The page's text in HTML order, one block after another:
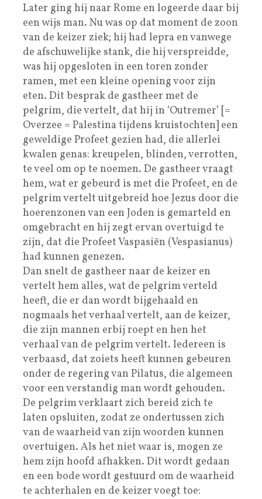
Later ging hij naar Rome en logeerde daar bij
een wijs man. Nu was op dat moment de zoon
van de keizer ziek; hij had lepra en vanwege
de afschuwelijke stank, die hij verspreidde,
was hij opgesloten in een toren zonder
ramen, met een kleine opening voor zijn
eten. Dit besprak de gastheer met de
pelgrim, die vertelt, dat hij in ‘Outremer’ [=
Overzee = Palestina tijdens kruistochten] een
geweldige Profeet gezien had, die allerlei
kwalen genas: kreupelen, blinden, verrotten,
te veel om op te noemen. De gastheer vraagt
hem, wat er gebeurd is met die Profeet, en de
pelgrim vertelt uitgebreid hoe Jezus door die
hoerenzonen van een Joden is gemarteld en
omgebracht en hij zegt ervan overtuigd te
zijn, dat die Profeet Vaspasiën (Vespasianus)
had kunnen genezen.
Dan snelt de gastheer naar de keizer en
vertelt hem alles, wat de pelgrim verteld
heeft, die er dan wordt bijgehaald en
nogmaals het verhaal vertelt, aan de keizer,
die zijn mannen erbij roept en hen het
verhaal van de pelgrim vertelt. Iedereen is
verbaasd, dat zoiets heeft kunnen gebeuren
onder de regering van Pilatus, die algemeen
voor een verstandig man wordt gehouden.
De pelgrim verklaart zich bereid zich te
laten opsluiten, zodat ze ondertussen zich
van de waarheid van zijn woorden kunnen
overtuigen. Als het niet waar is, mogen ze
hem zijn hoofd afhakken. Dit wordt gedaan
en een bode wordt gestuurd om de waarheid
te achterhalen en de keizer voegt toe: